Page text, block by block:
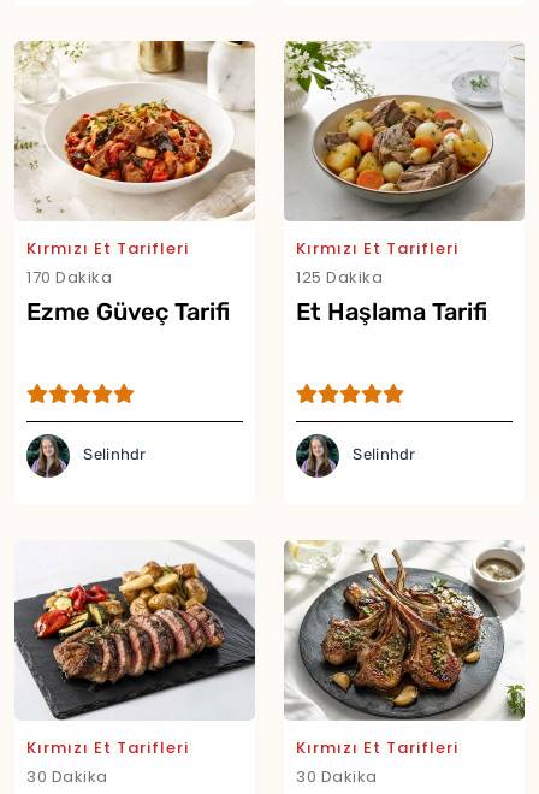
Kırmızı Et Tarifleri
170 Dakika
Ezme Güveç Tarifi
Selinhdr
Kırmızı Et Tarifleri
125 Dakika
Et Haşlama Tarifi
Selinhdr
Kırmızı Et Tarifleri
30 Dakika
Kırmızı Et Tarifleri
30 Dakika